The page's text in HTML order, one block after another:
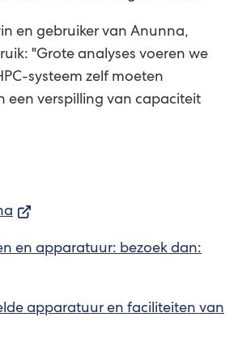
en gebruiker van Anunna,
"Grote analyses voeren we
systeem zelf moeten
een verspilling van capaciteit
(Verwijst
een
website)
en apparatuur: bezoek dan:
apparatuur en faciliteiten van